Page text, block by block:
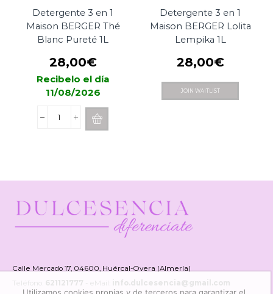
Detergente 3 en 1
Maison BERGER Thé
Blanc Pureté 1L
28,00€
Recibelo el día
11/08/2026
Detergente
BERGER
Blanc
Pureté
1L
Detergente 3 en 1
Maison BERGER Lolita
Lempika 1L
28,00€
JOIN WAITLIST
Calle Mercado 17, 04600, Huércal-Overa (Almería)
Teléfono: 621121777 info.dulcesencia@gmail.com